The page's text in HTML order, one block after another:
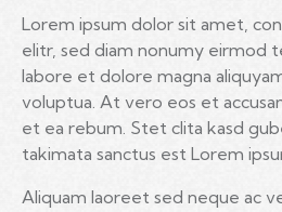
Lorem ipsum dolor sit amet,
elitr, sed diam nonumy eirmod
labore et dolore magna
voluptua. At vero eos et
et ea rebum. Stet clita kasd
takimata sanctus est Lorem
Aliquam laoreet sed neque ac